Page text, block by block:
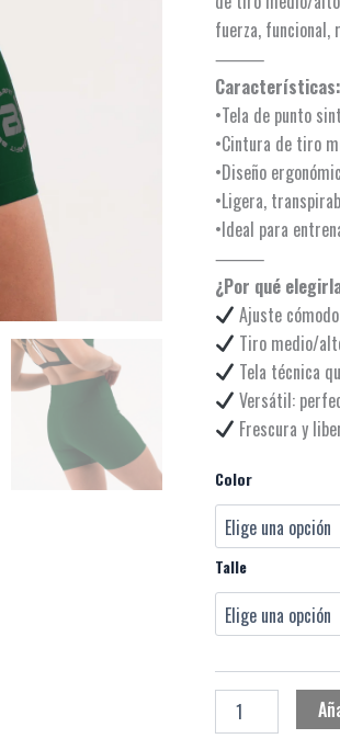
fuerza, funcional,
⸻
Características:
•Tela de punto
•Cintura de tiro
•Diseño
•Ligera,
•Ideal para
⸻
¿Por qué
Ajuste
Tiro medio/
Tela técnica
Versátil:
Frescura y
Color
Talle